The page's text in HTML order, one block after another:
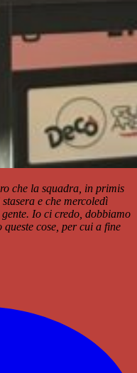
che la squadra, in primis
e che mercoledì
Io ci credo, dobbiamo
cose, per cui a fine